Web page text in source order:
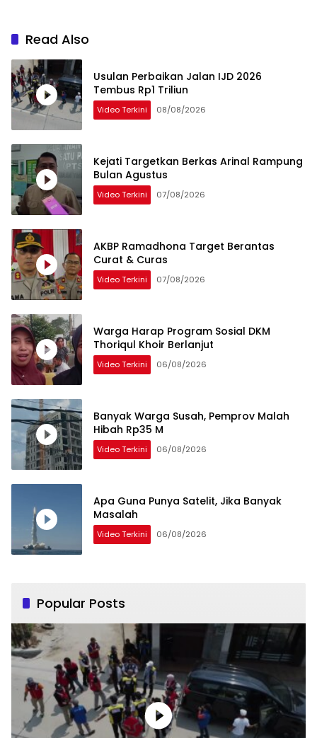
Read Also
Usulan Perbaikan Jalan IJD 2026
Tembus Rp1 Triliun
Video Terkini 08/08/2026
Kejati Targetkan Berkas Arinal Rampung
Bulan Agustus
Video Terkini 07/08/2026
AKBP Ramadhona Target Berantas
Curat & Curas
Video Terkini 07/08/2026
Warga Harap Program Sosial DKM
Thoriqul Khoir Berlanjut
Video Terkini 06/08/2026
Banyak Warga Susah, Pemprov Malah
Hibah Rp35 M
Video Terkini 06/08/2026
Apa Guna Punya Satelit, Jika Banyak
Masalah
Video Terkini 06/08/2026
Popular Posts